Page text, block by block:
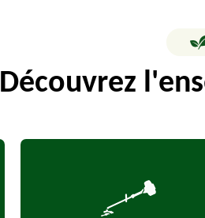
Découvrez